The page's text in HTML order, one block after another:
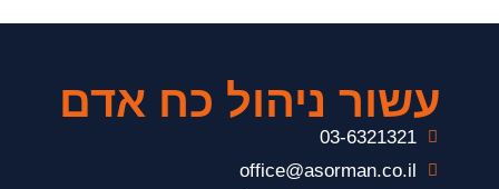
עשור ניהול כח אדם
03-6321321
office@asorman.co.il